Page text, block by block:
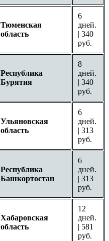
Тюменская
область
6
дней.
| 340
руб.
Республика
Бурятия
8
дней.
| 340
руб.
Ульяновская
область
6
дней.
| 313
руб.
Республика
Башкортостан
6
дней.
| 313
руб.
Хабаровская
область
12
дней.
| 581
руб.